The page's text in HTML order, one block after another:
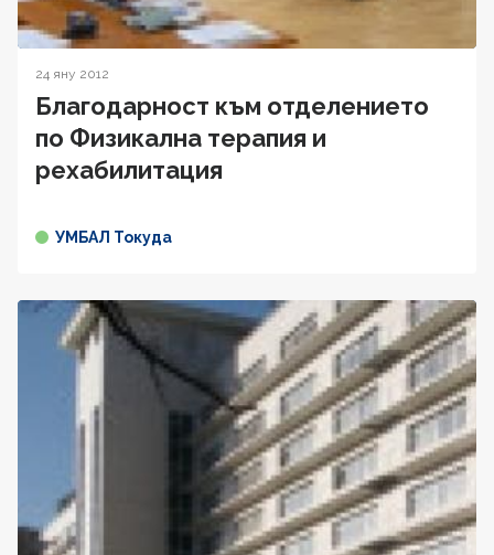
24 яну 2012
Благодарност към отделението
по Физикална терапия и
рехабилитация
УМБАЛ Токуда